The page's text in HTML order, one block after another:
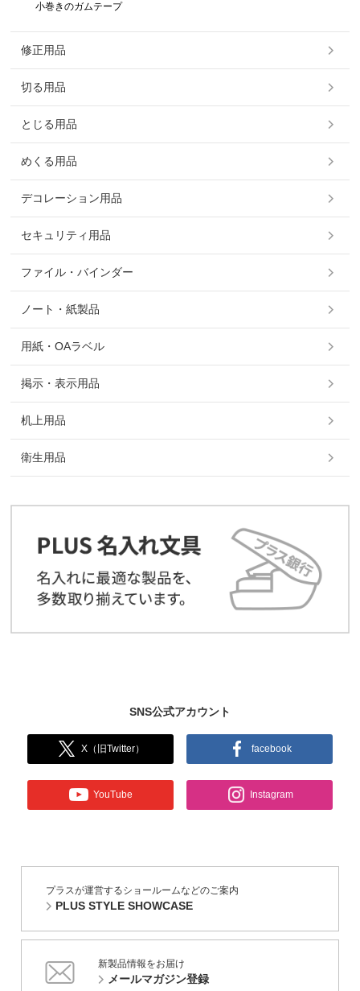
小巻きのガムテープ
修正用品
切る用品
とじる用品
めくる用品
デコレーション用品
セキュリティ用品
ファイル・バインダー
ノート・紙製品
用紙・OAラベル
掲示・表示用品
机上用品
衛生用品
SNS公式アカウント
X（旧Twitter） facebook
YouTube Instagram
プラスが運営するショールームなどのご案内
PLUS STYLE SHOWCASE
新製品情報をお届け
メールマガジン登録